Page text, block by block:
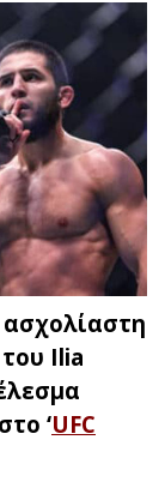
Ilia
στο ‘UFC